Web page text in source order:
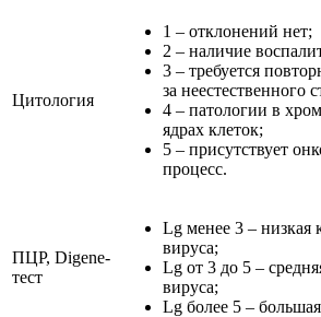
Цитология
1 – отклонений нет;
2 – наличие
3 – требуется
за неестественного
4 – патологии в
ядрах клеток;
5 – присутствует
процесс.
ПЦР, Digene-
тест
Lg менее 3 – низкая
вируса;
Lg от 3 до 5 –
вируса;
Lg более 5 –